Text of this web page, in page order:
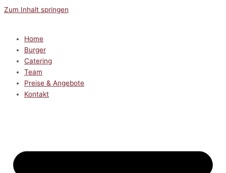
Zum Inhalt springen
Home
Burger
Catering
Team
Preise & Angebote
Kontakt